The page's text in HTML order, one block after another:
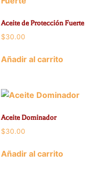
Aceite de Protección Fuerte
$30.00
Añadir al carrito
Aceite Dominador
$30.00
Añadir al carrito